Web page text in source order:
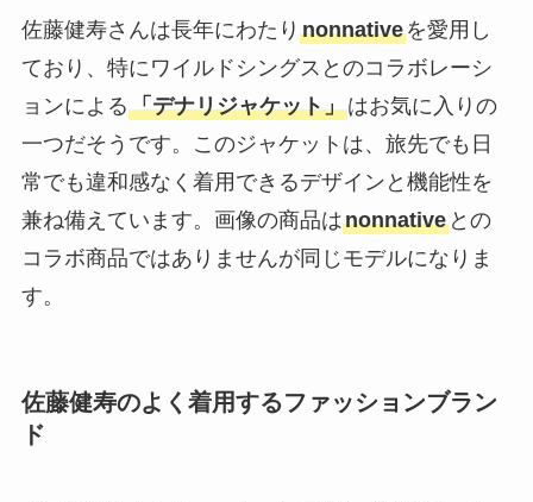
佐藤健寿さんは長年にわたり nonnativeを愛用し
ており、特にワイルドシングスとのコラボレーシ
ョンによる「デナリジャケット」はお気に入りの
一つだそうです。このジャケットは、旅先でも日
常でも違和感なく着用できるデザインと機能性を
兼ね備えています。画像の商品はnonnativeとの
コラボ商品ではありませんが同じモデルになりま
す。
佐藤健寿のよく着用するファッションブラン
ド